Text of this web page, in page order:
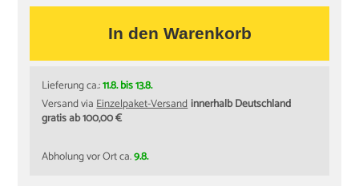
In den Warenkorb
Lieferung ca.:11.8. bis 13.8.
Versand viaEinzelpaket-Versandinnerhalb Deutschland
gratis ab 100,00 €
Abholung vor Ort ca.9.8.